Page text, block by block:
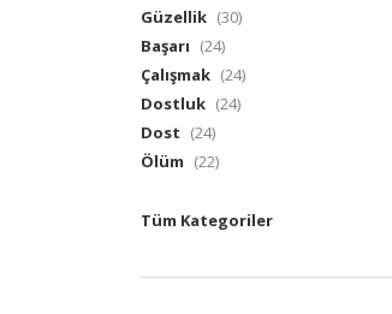
Güzellik (30)
Başarı (24)
Çalışmak (24)
Dostluk (24)
Dost (24)
Ölüm (22)
Tüm Kategoriler